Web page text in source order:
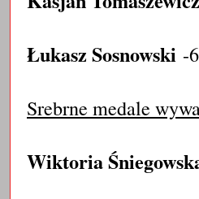
Łukasz Sosnowski -
Srebrne medale
Wiktoria